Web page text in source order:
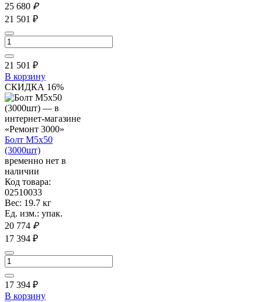
25 680 ₽
21 501 ₽
21 501 ₽
В корзину
СКИДКА 16%
Болт М5х50
(3000шт)
временно нет в
наличии
Код товара:
02510033
Вес: 19.7 кг
Ед. изм.: упак.
20 774 ₽
17 394 ₽
17 394 ₽
В корзину